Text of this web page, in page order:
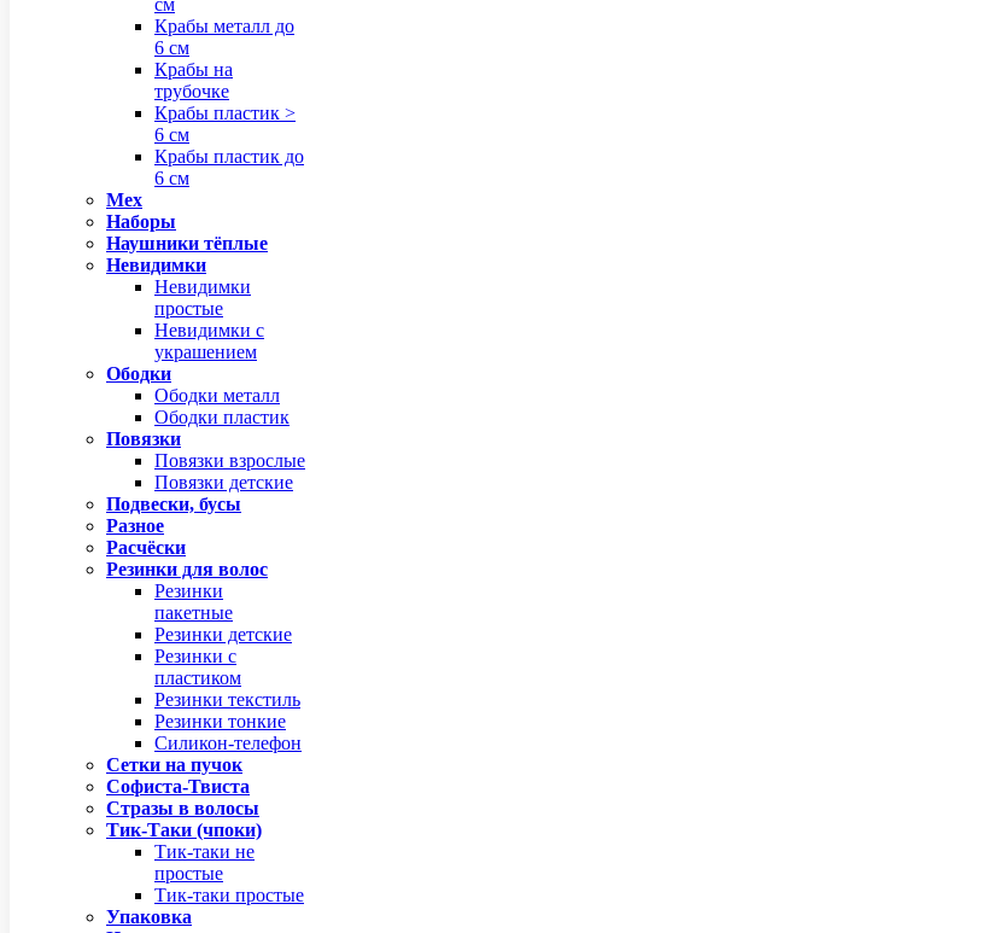
см
Крабы металл до
6 см
Крабы на
трубочке
Крабы пластик >
6 см
Крабы пластик до
6 см
Мех
Наборы
Наушники тёплые
Невидимки
Невидимки
простые
Невидимки с
украшением
Ободки
Ободки металл
Ободки пластик
Повязки
Повязки взрослые
Повязки детские
Подвески, бусы
Разное
Расчёски
Резинки для волос
Резинки
пакетные
Резинки детские
Резинки с
пластиком
Резинки текстиль
Резинки тонкие
Силикон-телефон
Сетки на пучок
Софиста-Твиста
Стразы в волосы
Тик-Таки (чпоки)
Тик-таки не
простые
Тик-таки простые
Упаковка